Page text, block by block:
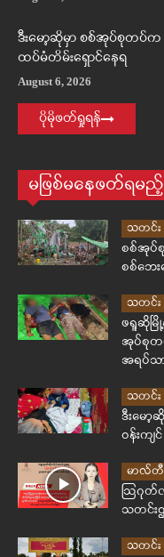
ဒီးမော့ဆိုမှာ စစ်အုပ်စုတပ်က
ထပ်မံတိမ်းရှောင်နေရ
August 6, 2026
ပိုမိုဖတ်ရှုရန်
မဖြစ်မနေဖတ်ရမည့်
သတင်း
စစ်အုပ်
စစ်ဘေး
သတင်း
ဖရူဆိုမ
အုပ်စုတ
အရပ်သ
သတင်း
ဒီးမော့
ဝန်းက
မာလ်တီ
ဩဂုတ်လ
သတင်း
သတင်း